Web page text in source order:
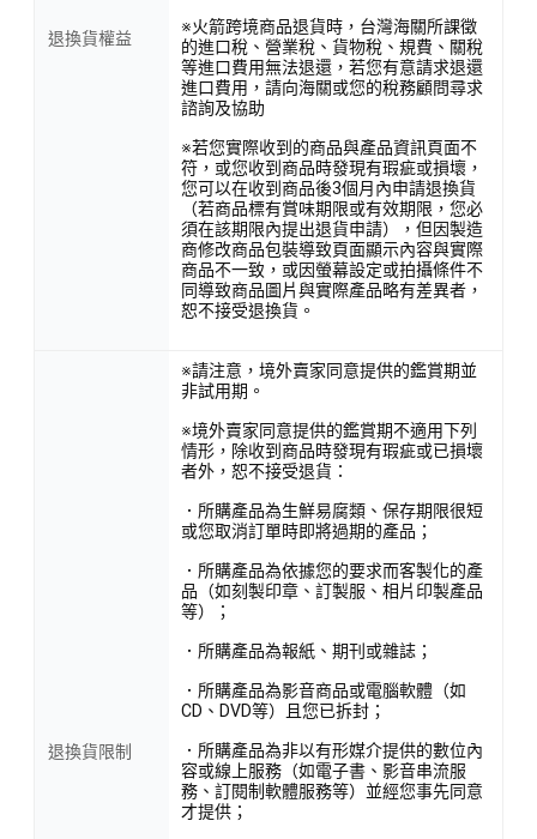
退換貨權益
※火箭跨境商品退貨時，台灣海關所課徵
的進口稅、營業稅、貨物稅、規費、關稅
等進口費用無法退還，若您有意請求退還
進口費用，請向海關或您的稅務顧問尋求
諮詢及協助
※若您實際收到的商品與產品資訊頁面不
符，或您收到商品時發現有瑕疵或損壞，
您可以在收到商品後3個月內申請退換貨
（若商品標有賞味期限或有效期限，您必
須在該期限內提出退貨申請），但因製造
商修改商品包裝導致頁面顯示內容與實際
商品不一致，或因螢幕設定或拍攝條件不
同導致商品圖片與實際產品略有差異者，
恕不接受退換貨。
退換貨限制
※請注意，境外賣家同意提供的鑑賞期並
非試用期。
※境外賣家同意提供的鑑賞期不適用下列
情形，除收到商品時發現有瑕疵或已損壞
者外，恕不接受退貨：
．所購產品為生鮮易腐類、保存期限很短
或您取消訂單時即將過期的產品；
．所購產品為依據您的要求而客製化的產
品（如刻製印章、訂製服、相片印製產品
等）；
．所購產品為報紙、期刊或雜誌；
．所購產品為影音商品或電腦軟體（如
CD、DVD等）且您已拆封；
．所購產品為非以有形媒介提供的數位內
容或線上服務（如電子書、影音串流服
務、訂閱制軟體服務等）並經您事先同意
才提供；